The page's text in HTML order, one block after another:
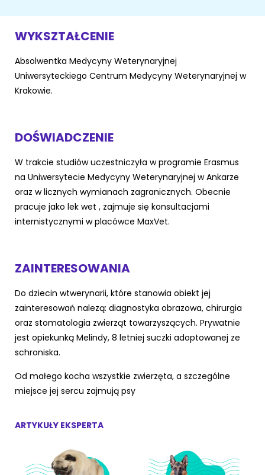
Porady żywieniowe
Przysmaki i suplementy
SZKOLENIE PSÓW
Szkolenie
MAM PSA
Zrozumieć psa
Szczeniak w domu
Akcesoria dla psa
RASY PSÓW
Sznaucer miniaturowy
Golden retriever
Porady żywieniowe
Przysmaki i suplementy
Zrozumieć kota
Mały kotek w domu
Życie z kotem
Szkolenie
RASY KOTÓW
Kot brytyjski
Kot syberyjski
Kot perski
Kot rosyjski niebieski
OPIEKA DZIENNA
Znajdź petsittera
WYKSZTAŁCENIE
Absolwentka Medycyny Weterynaryjnej
Uniwersyteckiego Centrum Medycyny Weterynaryjnej w
Krakowie.
DOŚWIADCZENIE
W trakcie studiów uczestniczyła w programie Erasmus
na Uniwersytecie Medycyny Weterynaryjnej w Ankarze
oraz w licznych wymianach zagranicznych. Obecnie
pracuje jako lek wet , zajmuje się konsultacjami
internistycznymi w placówce MaxVet.
ZAINTERESOWANIA
Do dziecin wtwerynarii, które stanowia obiekt jej
zainteresowań nalezą: diagnostyka obrazowa, chirurgia
oraz stomatologia zwierząt towarzyszących. Prywatnie
jest opiekunką Melindy, 8 letniej suczki adoptowanej ze
schroniska.
Od małego kocha wszystkie zwierzęta, a szczególne
miejsce jej sercu zajmują psy
ARTYKUŁY EKSPERTA